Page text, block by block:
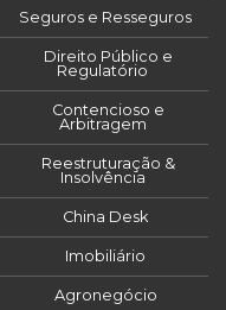
Seguros e Resseguros
Direito Público e
Regulatório
Contencioso e
Arbitragem
Reestruturação &
Insolvência
China Desk
Imobiliário
Agronegócio